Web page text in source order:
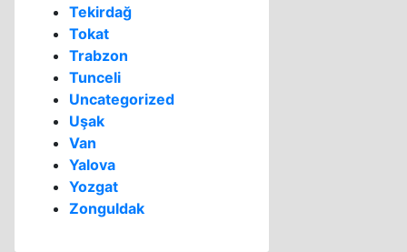
Tekirdağ
Tokat
Trabzon
Tunceli
Uncategorized
Uşak
Van
Yalova
Yozgat
Zonguldak